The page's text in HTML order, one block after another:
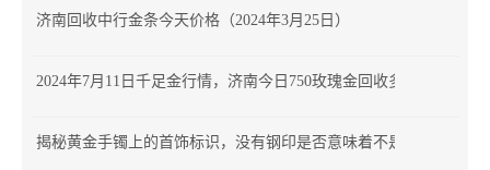
济南回收中行金条今天价格（2024年3月25日）
2024年7月11日千足金行情，济南今日750玫瑰金回收多少钱
揭秘黄金手镯上的首饰标识，没有钢印是否意味着不是正品？